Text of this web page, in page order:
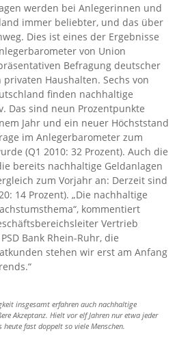
werden bei Anlegerinnen und
immer beliebter, und das über
Dies ist eines der Ergebnisse
von Union
Befragung deutscher
Haushalten. Sechs von
finden nachhaltige
Das sind neun Prozentpunkte
Jahr und ein neuer Höchststand
im Anlegerbarometer zum
(Q1 2010: 32 Prozent). Auch die
bereits nachhaltige Geldanlagen
zum Vorjahr an: Derzeit sind
14 Prozent). „Die nachhaltige
kommentiert
Vertrieb
Bank Rhein-Ruhr, die
stehen wir erst am Anfang
insgesamt erfahren auch nachhaltige
Akzeptanz. Hielt vor elf Jahren nur etwa jeder
fast doppelt so viele Menschen.